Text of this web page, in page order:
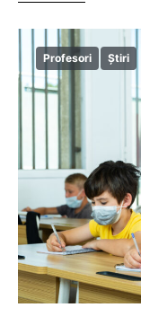
Profesori Știri